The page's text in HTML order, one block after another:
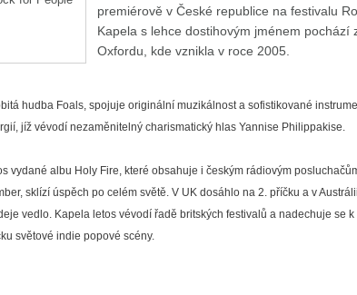
premiérově v České republice na festivalu
Kapela s lehce dostihovým jménem pochází
Oxfordu, kde vznikla v roce 2005.
hudba Foals, spojuje originální muzikálnost a sofistikované
jíž vévodí nezaměnitelný charismatický hlas Yannise Philippakise.
vydané albu Holy Fire, které obsahuje i českým rádiovým
sklízí úspěch po celém světě. V UK dosáhlo na 2. příčku a v
vedlo. Kapela letos vévodí řadě britských festivalů a nadechuje se
světové indie popové scény.